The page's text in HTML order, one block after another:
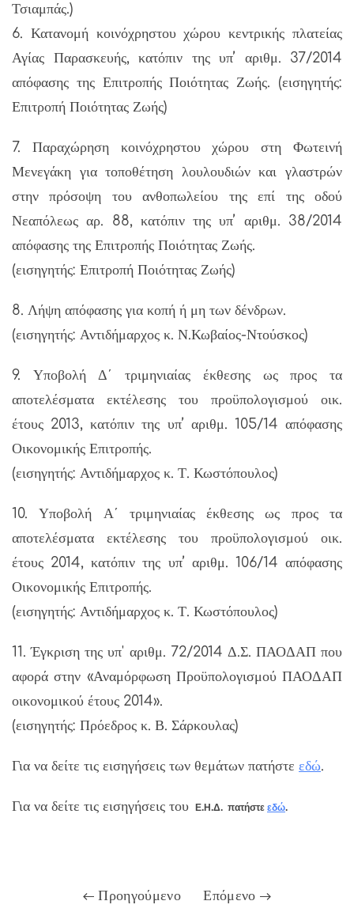
Τσιαμπάς.)
6. Κατανομή κοινόχρηστου χώρου κεντρικής πλατείας
Αγίας Παρασκευής, κατόπιν της υπ’ αριθμ. 37/2014
απόφασης της Επιτροπής Ποιότητας Ζωής. (εισηγητής:
Επιτροπή Ποιότητας Ζωής)
7. Παραχώρηση κοινόχρηστου χώρου στη Φωτεινή
Μενεγάκη για τοποθέτηση λουλουδιών και γλαστρών
στην πρόσοψη του ανθοπωλείου της επί της οδού
Νεαπόλεως αρ. 88, κατόπιν της υπ’ αριθμ. 38/2014
απόφασης της Επιτροπής Ποιότητας Ζωής.
(εισηγητής: Επιτροπή Ποιότητας Ζωής)
8. Λήψη απόφασης για κοπή ή μη των δένδρων.
(εισηγητής: Αντιδήμαρχος κ. Ν.Κωβαίος-Ντούσκος)
9. Υποβολή Δ΄ τριμηνιαίας έκθεσης ως προς τα
αποτελέσματα εκτέλεσης του προϋπολογισμού οικ.
έτους 2013, κατόπιν της υπ’ αριθμ. 105/14 απόφασης
Οικονομικής Επιτροπής.
(εισηγητής: Αντιδήμαρχος κ. Τ. Κωστόπουλος)
10. Υποβολή Α΄ τριμηνιαίας έκθεσης ως προς τα
αποτελέσματα εκτέλεσης του προϋπολογισμού οικ.
έτους 2014, κατόπιν της υπ’ αριθμ. 106/14 απόφασης
Οικονομικής Επιτροπής.
(εισηγητής: Αντιδήμαρχος κ. Τ. Κωστόπουλος)
11. Έγκριση της υπ' αριθμ. 72/2014 Δ.Σ. ΠΑΟΔΑΠ που
αφορά στην «Αναμόρφωση Προϋπολογισμού ΠΑΟΔΑΠ
οικονομικού έτους 2014».
(εισηγητής: Πρόεδρος κ. Β. Σάρκουλας)
Για να δείτε τις εισηγήσεις των θεμάτων πατήστε εδώ.
Για να δείτε τις εισηγήσεις του Ε.Η.Δ. πατήστε εδώ.
Προηγούμενο Επόμενο